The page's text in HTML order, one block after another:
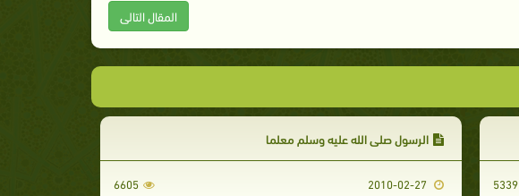
المقال التالى
5339
الرسول صلى الله عليه وسلم معلما
6605